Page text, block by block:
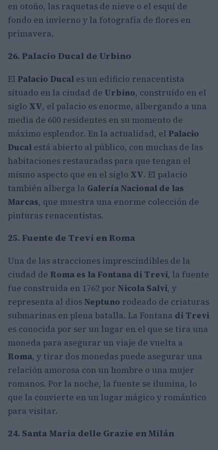
en otoño, las raquetas de nieve o el esquí de
fondo en invierno y la fotografía de flores en
primavera.
26. Palacio Ducal de Urbino
El Palacio Ducal es un edificio renacentista
situado en la ciudad de Urbino, construido en el
siglo XV, el palacio es enorme, albergando a una
media de 600 residentes en su momento de
máximo esplendor. En la actualidad, el Palacio
Ducal está abierto al público, con muchas de las
habitaciones restauradas para que tengan el
mismo aspecto que en el siglo XV. El palacio
también alberga la Galería Nacional de las
Marcas, que muestra una enorme colección de
pinturas renacentistas.
25. Fuente de Trevi en Roma
Una de las atracciones imprescindibles de la
ciudad de Roma es la Fontana di Trevi, la fuente
fue construida en 1762 por Nicola Salvi, y
representa al diosNeptuno rodeado de criaturas
submarinas en plena batalla. La Fontana di Trevi
es conocida por ser un lugar en el que se tira una
moneda para asegurar un viaje de vuelta a
Roma, y tirar dos monedas puede asegurar una
relación amorosa con un hombre o una mujer
romanos. Por la noche, la fuente se ilumina, lo
que la convierte en un lugar mágico y romántico
para visitar.
24. Santa Maria delle Grazie en Milán